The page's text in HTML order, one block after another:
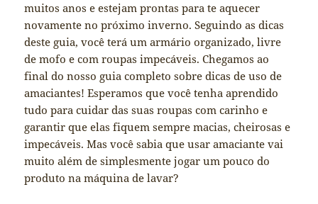
muitos anos e estejam prontas para te aquecer
novamente no próximo inverno. Seguindo as dicas
deste guia, você terá um armário organizado, livre
de mofo e com roupas impecáveis. Chegamos ao
final do nosso guia completo sobre dicas de uso de
amaciantes! Esperamos que você tenha aprendido
tudo para cuidar das suas roupas com carinho e
garantir que elas fiquem sempre macias, cheirosas e
impecáveis. Mas você sabia que usar amaciante vai
muito além de simplesmente jogar um pouco do
produto na máquina de lavar?